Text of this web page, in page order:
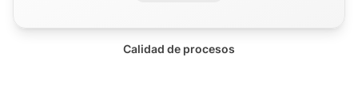
Calidad de procesos